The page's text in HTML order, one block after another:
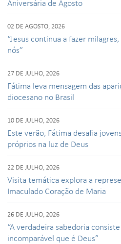
Aniversária de Agosto
02 DE AGOSTO, 2026
“Jesus continua a fazer
nós”
27 DE JULHO, 2026
Fátima leva mensagem das
diocesano no Brasil
10 DE JULHO, 2026
Este verão, Fátima desafia
próprios na luz de Deus
22 DE JULHO, 2026
Visita temática explora a
Imaculado Coração de Maria
26 DE JULHO, 2026
“A verdadeira sabedoria
incomparável que é Deus”